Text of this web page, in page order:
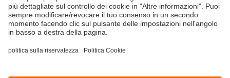
Iscriviti alla newsletter BOOM